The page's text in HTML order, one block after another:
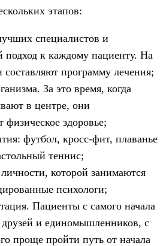
этапов:
специалистов и
подход к каждому пациенту. На
составляют программу лечения;
За это время, когда
в центре, они
физическое здоровье;
футбол, кросс-фит, плаванье
теннис;
которой занимаются
психологи;
Пациенты с самого начала
друзей и единомышленников, с
проще пройти путь от начала